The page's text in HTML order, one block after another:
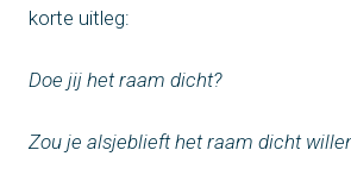
korte uitleg:
Doe jij het raam dicht?
Zou je alsjeblieft het raam dicht